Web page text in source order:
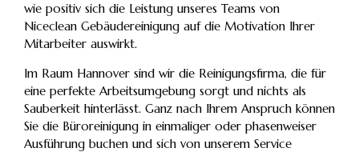
wie positiv sich die Leistung unseres Teams von
Niceclean Gebäudereinigung auf die Motivation Ihrer
Mitarbeiter auswirkt.
Im Raum Hannover sind wir die Reinigungsfirma, die für
eine perfekte Arbeitsumgebung sorgt und nichts als
Sauberkeit hinterlässt. Ganz nach Ihrem Anspruch können
Sie die Büroreinigung in einmaliger oder phasenweiser
Ausführung buchen und sich von unserem Service